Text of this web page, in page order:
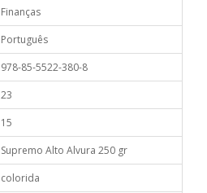
Finanças
Português
978-85-5522-380-8
23
15
Supremo Alto Alvura 250 gr
colorida